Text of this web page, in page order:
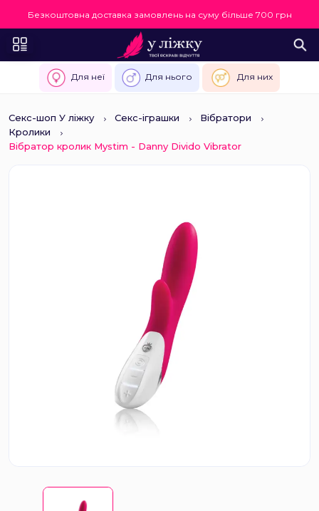
Безкоштовна доставка замовлень на суму більше 700 грн
Для неї Для нього Для них
Секс-шоп У ліжку Секс-іграшки
Вібратори
Кролики
Вібратор кролик Mystim - Danny Divido Vibrator